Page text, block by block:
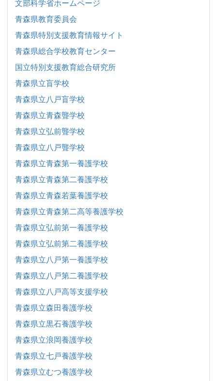
文部科学省ホームページ
青森県教育委員会
青森県特別支援教育情報サイト
青森県総合学校教育センター
国立特別支援教育総合研究所
青森県立盲学校
青森県立八戸盲学校
青森県立青森聾学校
青森県立弘前聾学校
青森県立八戸聾学校
青森県立青森第一養護学校
青森県立青森第二養護学校
青森県立青森若葉養護学校
青森県立青森第二高等養護学校
青森県立弘前第一養護学校
青森県立弘前第二養護学校
青森県立八戸第一養護学校
青森県立八戸第二養護学校
青森県立八戸高等支援学校
青森県立森田養護学校
青森県立黒石養護学校
青森県立浪岡養護学校
青森県立七戸養護学校
青森県立むつ養護学校